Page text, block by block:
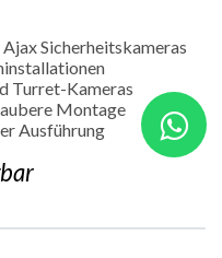
Sicherheitskameras
Turret-Kameras
Montage
Ausführung